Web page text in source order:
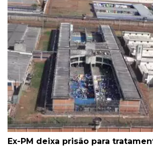
Ex-PM deixa prisão para